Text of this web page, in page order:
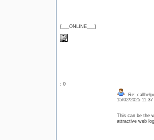
{___ONLINE___}
: 0
Re:
15/02/2025
This can be the
attractive web